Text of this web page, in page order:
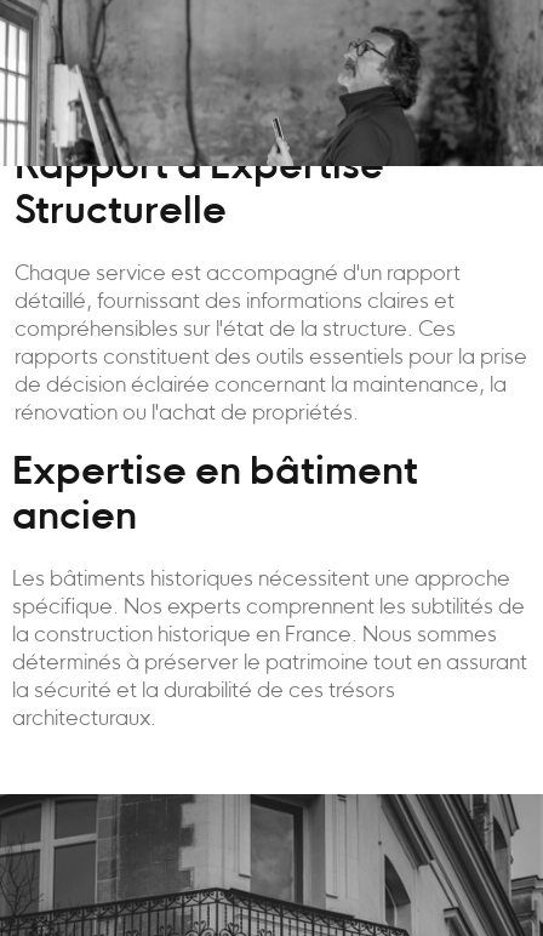
Rapport d'Expertise
Structurelle
Chaque service est accompagné d'un rapport
détaillé, fournissant des informations claires et
compréhensibles sur l'état de la structure. Ces
rapports constituent des outils essentiels pour la prise
de décision éclairée concernant la maintenance, la
rénovation ou l'achat de propriétés.
Expertise en bâtiment
ancien
Les bâtiments historiques nécessitent une approche
spécifique. Nos experts comprennent les subtilités de
la construction historique en France. Nous sommes
déterminés à préserver le patrimoine tout en assurant
la sécurité et la durabilité de ces trésors
architecturaux.